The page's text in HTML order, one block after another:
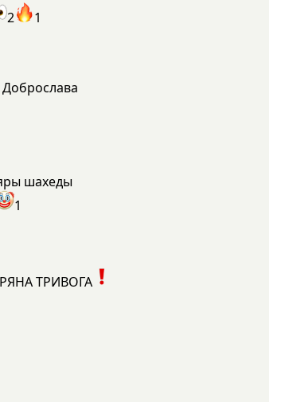
2 1
шахеды
1
ТРИВОГА